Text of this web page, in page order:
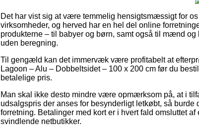
Det har vist sig at være temmelig hensigtsmæssigt for
virksomheder, og herved har en hel del online
produkterne – til babyer og børn, samt også til mænd
uden beregning.
Til gengæld kan det immervæk være profitabelt at
Lagoon – Alu – Dobbeltsidet – 100 x 200 cm før du
betalelige pris.
Man skal ikke desto mindre være opmærksom på, at i
udsalgspris der anses for besynderligt letkøbt, så
forretning. Betalinger med kort er i hvert fald omsluttet
svindlende netbutikker.